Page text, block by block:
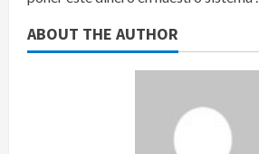
ABOUT THE AUTHOR